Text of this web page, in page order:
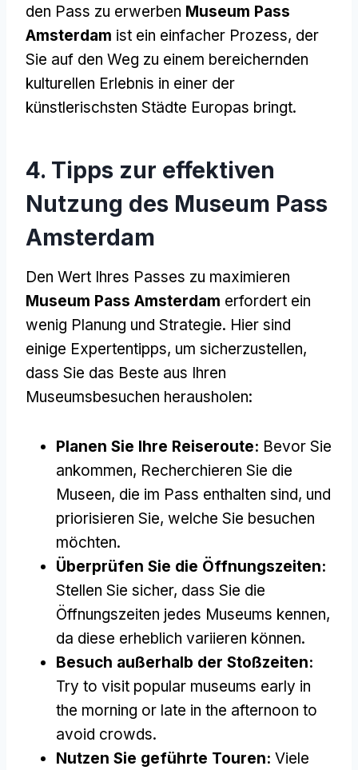
den Pass zu erwerben Museum Pass
Amsterdam ist ein einfacher Prozess, der
Sie auf den Weg zu einem bereichernden
kulturellen Erlebnis in einer der
künstlerischsten Städte Europas bringt.
4. Tipps zur effektiven
Nutzung des Museum Pass
Amsterdam
Den Wert Ihres Passes zu maximieren
Museum Pass Amsterdam erfordert ein
wenig Planung und Strategie. Hier sind
einige Expertentipps, um sicherzustellen,
dass Sie das Beste aus Ihren
Museumsbesuchen herausholen:
Planen Sie Ihre Reiseroute: Bevor Sie
ankommen, Recherchieren Sie die
Museen, die im Pass enthalten sind, und
priorisieren Sie, welche Sie besuchen
möchten.
Überprüfen Sie die Öffnungszeiten:
Stellen Sie sicher, dass Sie die
Öffnungszeiten jedes Museums kennen,
da diese erheblich variieren können.
Besuch außerhalb der Stoßzeiten:
Try to visit popular museums early in
the morning or late in the afternoon to
avoid crowds.
Nutzen Sie geführte Touren: Viele